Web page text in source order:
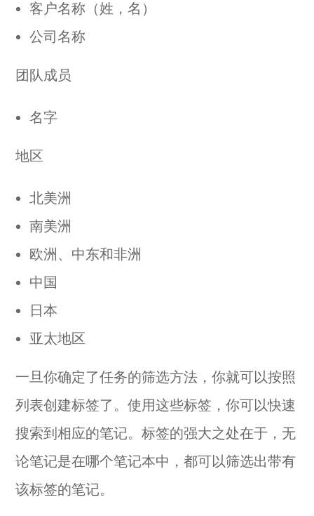
客户名称（姓，名）
公司名称
团队成员
名字
地区
北美洲
南美洲
欧洲、中东和非洲
中国
日本
亚太地区
一旦你确定了任务的筛选方法，你就可以按照
列表创建标签了。使用这些标签，你可以快速
搜索到相应的笔记。标签的强大之处在于，无
论笔记是在哪个笔记本中，都可以筛选出带有
该标签的笔记。